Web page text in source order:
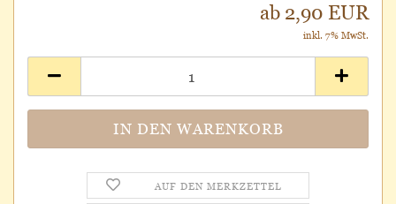
ab 2,90 EUR
inkl. 7% MwSt.
AUF DEN MERKZETTEL